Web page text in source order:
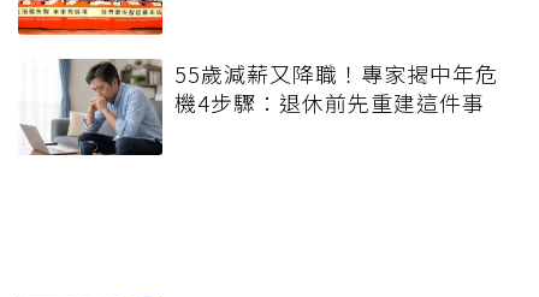
55歲減薪又降職！專家揭中年危
機4步驟：退休前先重建這件事